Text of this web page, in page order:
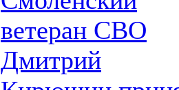
ветеран СВО
Дмитрий